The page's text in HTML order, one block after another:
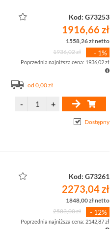
Kod: G73253
1916,66 zł
1558,26 zł netto
1936,02 zł
- 1%
Poprzednia najniższa cena: 1936,02 zł
od 0,00 zł
Dostępny
Kod: G73261
2273,04 zł
1848,00 zł netto
2583,00 zł
- 12%
Poprzednia najniższa cena: 2142,87 zł